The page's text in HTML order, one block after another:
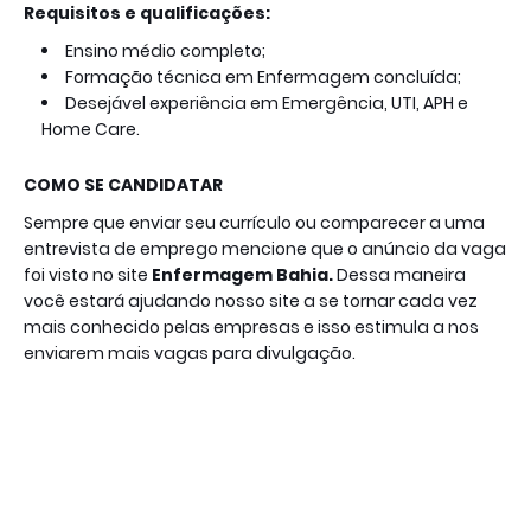
Requisitos e qualificações:
Ensino médio completo;
Formação técnica em Enfermagem concluída;
Desejável experiência em Emergência, UTI, APH e
Home Care.
COMO SE CANDIDATAR
Sempre que enviar seu currículo ou comparecer a uma
entrevista de emprego mencione que o anúncio da vaga
foi visto no site Enfermagem Bahia.Dessa maneira
você estará ajudando nosso site a se tornar cada vez
mais conhecido pelas empresas e isso estimula a nos
enviarem mais vagas para divulgação.